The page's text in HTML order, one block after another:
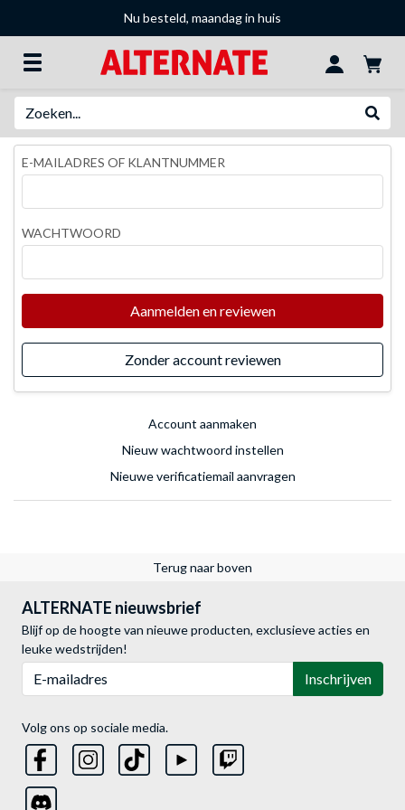
Nu besteld, maandag in huis
E-MAILADRES OF KLANTNUMMER
WACHTWOORD
Aanmelden en reviewen
Zonder account reviewen
Account aanmaken
Nieuw wachtwoord instellen
Nieuwe verificatiemail aanvragen
Terug naar boven
ALTERNATE nieuwsbrief
Blijf op de hoogte van nieuwe producten, exclusieve acties en
leuke wedstrijden!
Inschrijven
Volg ons op sociale media.